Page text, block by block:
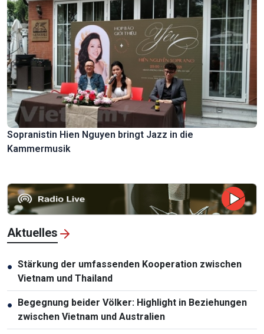
Sopranistin Hien Nguyen bringt Jazz in die
Kammermusik
Aktuelles
● Stärkung der umfassenden Kooperation zwischen
Vietnam und Thailand
● Begegnung beider Völker: Highlight in Beziehungen
zwischen Vietnam und Australien